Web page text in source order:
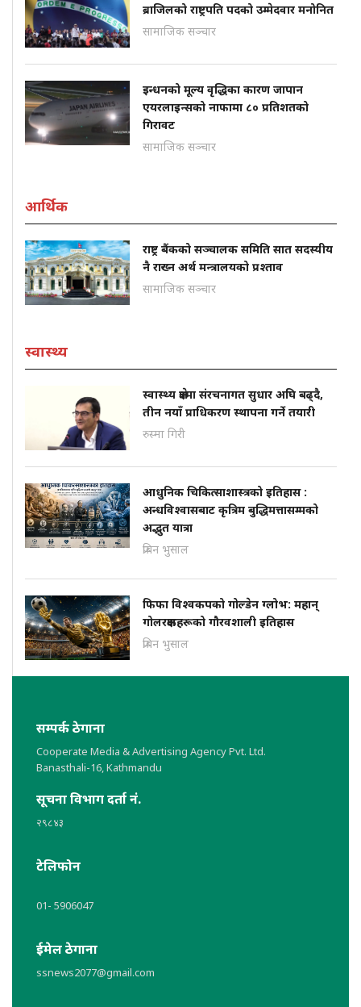
ब्राजिलको राष्ट्रपति पदको उम्मेदवार मनोनित
सामाजिक सञ्चार
इन्धनको मूल्य वृद्धिका कारण जापान
एयरलाइन्सको नाफामा ८० प्रतिशतको
गिरावट
सामाजिक सञ्चार
आर्थिक
राष्ट्र बैंकको सञ्चालक समिति सात सदस्यीय
नै राख्न अर्थ मन्त्रालयको प्रश्ताव
सामाजिक सञ्चार
स्वास्थ्य
स्वास्थ्य क्षेत्रमा संरचनागत सुधार अघि बढ्दै,
तीन नयाँ प्राधिकरण स्थापना गर्ने तयारी
रुस्मा गिरी
आधुनिक चिकित्साशास्त्रको इतिहास :
अन्धविश्वासबाट कृत्रिम बुद्धिमत्तासम्मको
अद्भुत यात्रा
प्रबिन भुसाल
फिफा विश्वकपको गोल्डेन ग्लोभ: महान्
गोलरक्षकहरूको गौरवशाली इतिहास
प्रबिन भुसाल
सम्पर्क ठेगाना
Cooperate Media & Advertising Agency Pvt. Ltd.
Banasthali-16, Kathmandu
सूचना विभाग दर्ता नं.
२९८४३
टेलिफोन
01- 5906047
ईमेल ठेगाना
ssnews2077@gmail.com